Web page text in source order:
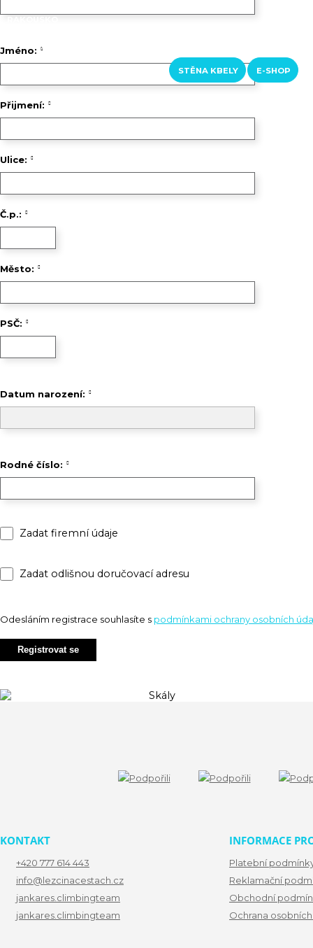
LOFERER ALM
STĚNA KBELY E-SHOP
Jméno:
Přijmení:
Ulice:
Č.p.:
Město:
PSČ:
Datum narození:
Rodné číslo:
Zadat firemní údaje
Zadat odlišnou doručovací adresu
Odesláním registrace souhlasíte s podmínkami ochrany osobních
Registrovat se
KONTAKT
+420 777 614 443
info@lezcinacestach.cz
jankares.climbingteam
jankares.climbingteam
INFORMACE
Platební
Reklamační
Obchodní
Ochrana